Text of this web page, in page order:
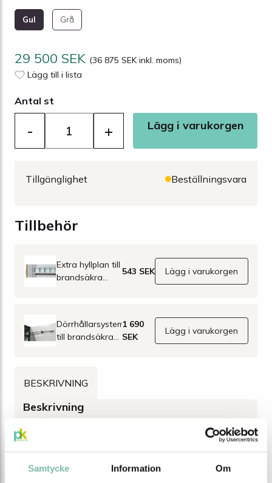
Samtycke Information Om
Gul Grå
29 500 SEK (36 875 SEK inkl. moms)
Lägg till i lista
Antal st
- + Lägg i varukorgen
Tillgänglighet Beställningsvara
Tillbehör
Extra hyllplan till
brandsäkra
543 SEK Lägg i varukorgen
Dörrhållarsystem
till brandsäkra
1 690
SEK
Lägg i varukorgen
BESKRIVNING
Beskrivning
Brandsäkert kemikalieskåp Edition G-600-FL, med 1
Den invändiga ytan har en kemiskt mycket